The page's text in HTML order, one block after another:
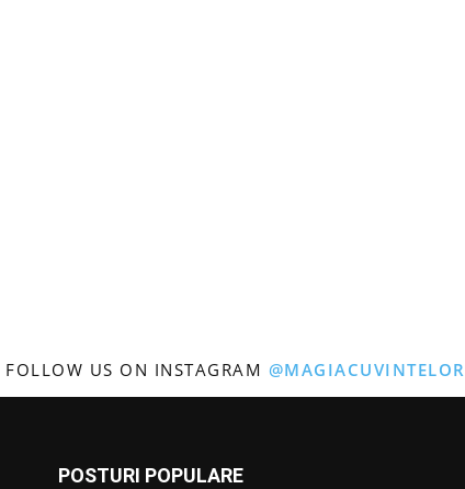
FOLLOW US ON INSTAGRAM @MAGIACUVINTELOR
POSTURI POPULARE